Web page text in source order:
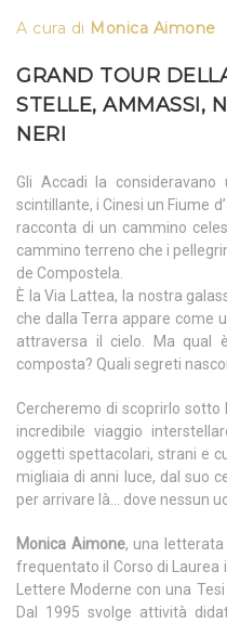
A cura di Monica Aimone
GRAND TOUR
STELLE, AMMASSI,
NERI
Gli Accadi la
scintillante, i Cinesi un Fiume
racconta di un cammino
cammino terreno che i
de Compostela.
È la Via Lattea, la nostra
che dalla Terra appare come
attraversa il cielo. Ma qual
composta? Quali segreti
Cercheremo di scoprirlo
incredibile viaggio
oggetti spettacolari, strani e
migliaia di anni luce, dal suo
per arrivare là… dove nessun
Monica Aimone, una letterata
frequentato il Corso di
Lettere Moderne con una
Dal 1995 svolge attività